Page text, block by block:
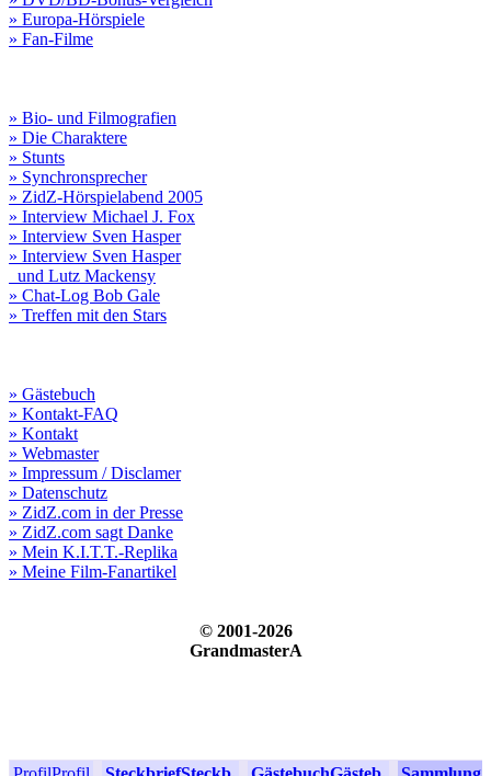
» Europa-Hörspiele
» Fan-Filme
» Bio- und Filmografien
» Die Charaktere
» Stunts
» Synchronsprecher
» ZidZ-Hörspielabend 2005
» Interview Michael J. Fox
» Interview Sven Hasper
» Interview Sven Hasper
und Lutz Mackensy
» Chat-Log Bob Gale
» Treffen mit den Stars
» Gästebuch
» Kontakt-FAQ
» Kontakt
» Webmaster
» Impressum / Disclamer
» Datenschutz
» ZidZ.com in der Presse
» ZidZ.com sagt Danke
» Mein K.I.T.T.-Replika
» Meine Film-Fanartikel
© 2001-2026
GrandmasterA